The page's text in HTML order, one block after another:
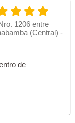
1206 entre
(Central) -
de